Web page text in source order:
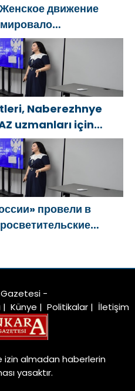
движение
городских
Naberezhnye
uzmanları için
провели в
-
| Künye | Politikalar | İletişim
almadan haberlerin
yasaktır.